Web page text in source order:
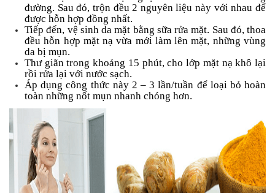
đường. Sau đó, trộn đều 2 nguyên liệu này với nhau để
được hỗn hợp đồng nhất.
Tiếp đến, vệ sinh da mặt bằng sữa rửa mặt. Sau đó, thoa
đều hỗn hợp mặt nạ vừa mới làm lên mặt, những vùng
da bị mụn.
Thư giãn trong khoảng 15 phút, cho lớp mặt nạ khô lại
rồi rửa lại với nước sạch.
Áp dụng công thức này 2 – 3 lần/tuần để loại bỏ hoàn
toàn những nốt mụn nhanh chóng hơn.